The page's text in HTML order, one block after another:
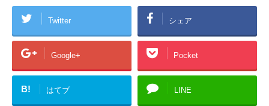
Twitter シェア
Google+ Pocket
B! はてブ LINE